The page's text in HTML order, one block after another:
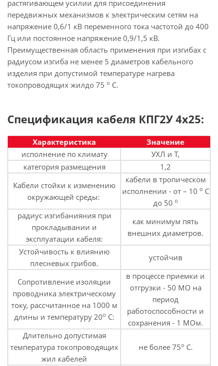
растягивающем усилии для присоединения
передвижных механизмов к электрическим сетям на
напряжение 0,6/1 кВ переменного тока частотой до 400
Гц или постоянное напряжение 0,9/1,5 кВ.
Преимущественная область применения при изгибах с
радиусом изгиба не менее 5 диаметров кабельного
изделия при допустимой температуре нагрева
токопроводящих жилдо 75 о С.
Спецификация кабеля КПГ2У 4х25:
Характеристика
Значение
исполнение по климату
УХЛ и Т,
категория размещения
1,2
Кабели стойки к изменению
окружающей среды:
кабели в тропическом
исполнении - от – 10 о С
до 50 о
радиус изгибанияния при
прокладывании и
эксплуатации кабеля:
как минимум пять
внешних диаметров.
Устойчивость к влиянию
плесневых грибов.
устойчив
Сопротивление изоляции
проводника электрическому
току, рассчитанное на 1000 м
длины и температуру 20о С:
в процессе приемки и
отгрузки - 50 МО на
период
работоспособности и
сохранения - 1 МОм.
Длительно допустимая
температура токопроводящих
жил кабелей
не более 75о С.